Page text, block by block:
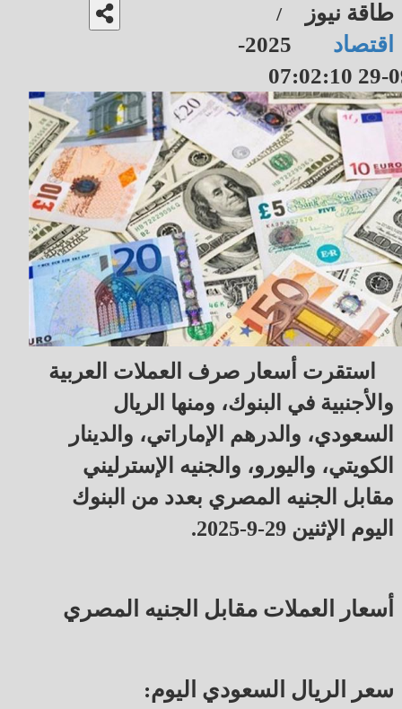
طاقة نيوز /
اقتصاد
2025-
09-29
استقرت أسعار صرف العملات العربية
والأجنبية في البنوك، ومنها الريال
السعودي، والدرهم الإماراتي، والدينار
الكويتي، واليورو، والجنيه الإسترليني
مقابل الجنيه المصري بعدد من البنوك
اليوم الإثنين 29-9-2025.
أسعار العملات مقابل الجنيه المصري
سعر الريال السعودي اليوم: